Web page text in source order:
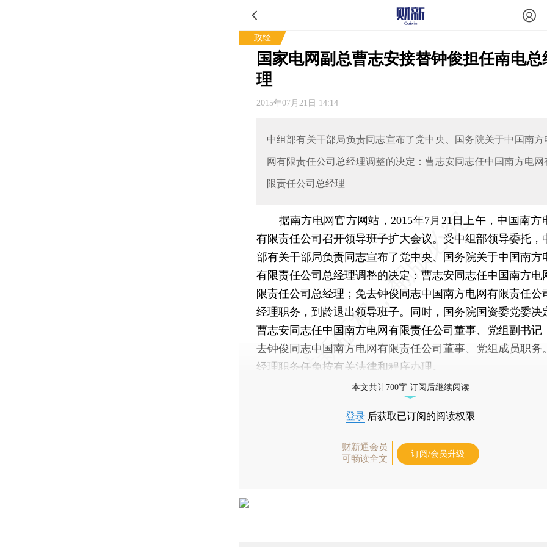
政经
国家电网副总曹志安接替钟俊担任南电总
理
2015年07月21日 14:14
中组部有关干部局负责同志宣布了党中央、国务院关于中国南方
网有限责任公司总经理调整的决定：曹志安同志任中国南方电网
限责任公司总经理
据南方电网官方网站，2015年7月21日上午，中国南方
有限责任公司召开领导班子扩大会议。受中组部领导委托，
部有关干部局负责同志宣布了党中央、国务院关于中国南方
有限责任公司总经理调整的决定：曹志安同志任中国南方电
限责任公司总经理；免去钟俊同志中国南方电网有限责任公
经理职务，到龄退出领导班子。同时，国务院国资委党委决
曹志安同志任中国南方电网有限责任公司董事、党组副书记
去钟俊同志中国南方电网有限责任公司董事、党组成员职务
经理职务任免按有关法律和程序办理。
本文共计700字 订阅后继续阅读
登录 后获取已订阅的阅读权限
财新通会员
可畅读全文
订阅/会员升级